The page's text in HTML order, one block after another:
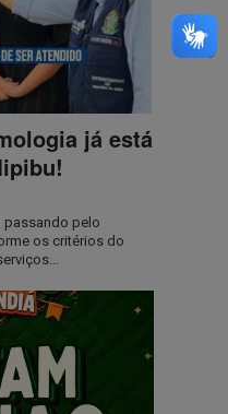
já está
passando pelo
os critérios do